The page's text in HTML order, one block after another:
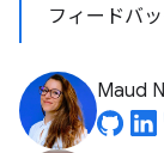
フィードバ
Maud